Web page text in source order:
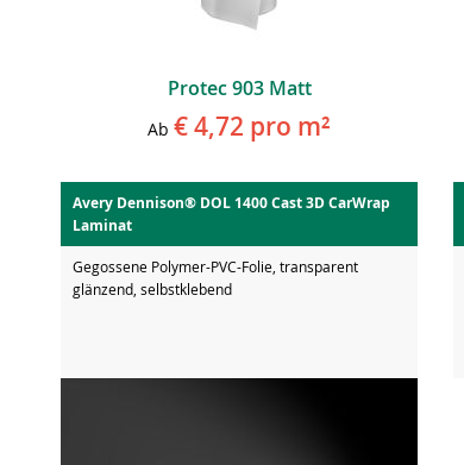
Protec 903 Matt
Ab € 4,72 pro m²
Avery Dennison® DOL 1400 Cast 3D CarWrap
Laminat
Gegossene Polymer-PVC-Folie, transparent
glänzend, selbstklebend